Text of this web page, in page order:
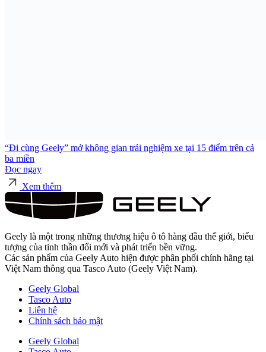
“Đi cùng Geely” mở không gian trải nghiệm xe tại 15 điểm trên cả
ba miền
Đọc ngay
Xem thêm
Geely là một trong những thương hiệu ô tô hàng đầu thế giới, biểu
tượng của tinh thần đổi mới và phát triển bền vững.
Các sản phẩm của Geely Auto hiện được phân phối chính hãng tại
Việt Nam thông qua Tasco Auto (Geely Việt Nam).
Geely Global
Tasco Auto
Liên hệ
Chính sách bảo mật
Geely Global